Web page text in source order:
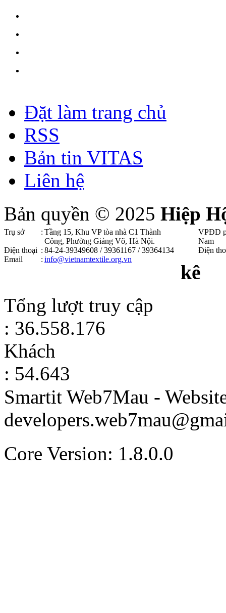
Đặt làm trang chủ
RSS
Bản tin VITAS
Liên hệ
Bản quyền © 2025 Hiệp
Trụ sở : Tầng 15, Khu VP tòa nhà C1 Thành
Công, Phường Giảng Võ, Hà Nội .
Điện thoại : 84-24-39349608 / 39361167 / 39364134
Email
: info@vietnamtextile.org.vn
VPĐD
Nam
Điện
kê
Tổng lượt truy cập
: 36.558.176
Khách
: 54.643
Smartit Web7Mau -
Core Version: 1.8.0.0